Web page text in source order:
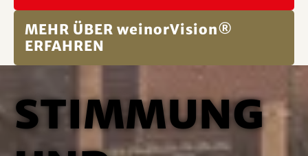
MEHR ÜBER weinorVision®
ERFAHREN
Stimmung